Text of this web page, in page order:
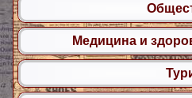
Медицина и